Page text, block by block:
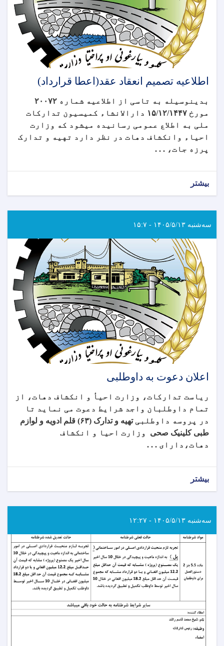
اطلاعیه تصمیم انعقاد عقد(اعطا قرارداد)
بدینوسیله به تاسی از اطلاعیه شماره ۲۰۰۷۲
مورخ
۱۵/۱۲/۱۴۴۷
دارالانشاء کمیسیون تدارکات
ملی به اطلاع عمومی رسانیده میشود که وزارت
احیاء وانکشاف دهات در نظر دارد تهیه و تدارک
پرزه جات، . . .
بیشتر
سه‌شنبه ۱۴۰۵/۵/۱۳ - ۱۵:۷
اعلان دعوت به داوطلبی
ریاست تدارکات، وزارت احیأ و انکشاف دهات، از
تمام داوطلبان واجد شرایط دعوت می نماید تا
در پروسه داوطلبی
تهیه و تدارک (۶۳) قلم ادویه و لوازم
طبی کلینیک صحی وزارت احیا و انکشاف
دهات، دارای . . .
بیشتر
سه‌شنبه ۱۴۰۵/۵/۱۳ - ۱۲:۲۷